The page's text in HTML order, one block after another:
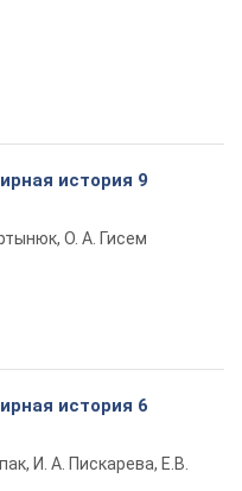
история 9
О. А. Гисем
история 6
И. А. Пискарева, Е.В.